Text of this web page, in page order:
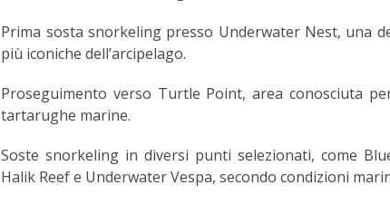
Prima sosta snorkeling presso Underwater Nest, una
più iconiche dell’arcipelago.
Proseguimento verso Turtle Point, area conosciuta
tartarughe marine.
Soste snorkeling in diversi punti selezionati, come
Halik Reef e Underwater Vespa, secondo condizioni